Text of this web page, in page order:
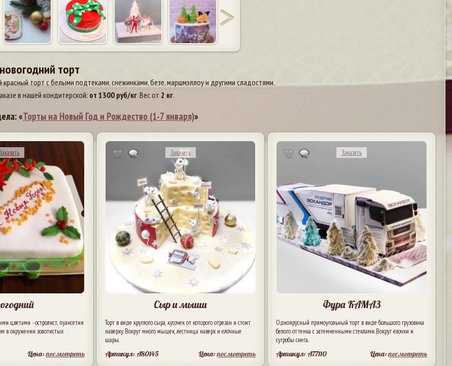
торт
торт с белыми подтеками, снежинками, безе, маршмэллоу и другими сладостями.
в нашей кондитерской: от 1300руб/кг. Вес от 2 кг.
«Торты на Новый Год и Рождество (1-7 января)»
цветами - остролист, пуансетия
в окружении золотистых
Цена:посмотреть
Заказать
Сыр и мыши
Торт в виде круглого сыра, кусочек от которого отрезан и стоит
наверху. Вокруг много мышек, лестница наверх и елочные
шары.
Артикул: A80145 Цена:посмотреть
Заказать
Фура КАМАЗ
Одноярусный прямоугольный торт в виде большого грузовика
белого оттенка с затемненными стеклами. Вокруг елочки и
сугробы снега.
Артикул: A77110 Цена:посмотреть